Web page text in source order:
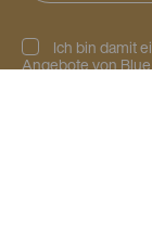
Ich bin damit
Angebote von